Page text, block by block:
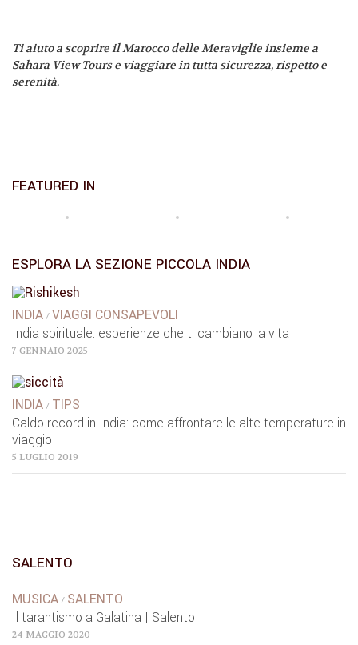
Ti aiuto a scoprire il Marocco delle Meraviglie insieme a
Sahara View Tours e viaggiare in tutta sicurezza, rispetto e
serenità.
FEATURED IN
ESPLORA LA SEZIONE PICCOLA INDIA
INDIA / VIAGGI CONSAPEVOLI
India spirituale: esperienze che ti cambiano la vita
7 GENNAIO 2025
INDIA / TIPS
Caldo record in India: come affrontare le alte temperature in
viaggio
5 LUGLIO 2019
SALENTO
MUSICA / SALENTO
Il tarantismo a Galatina | Salento
24 MAGGIO 2020